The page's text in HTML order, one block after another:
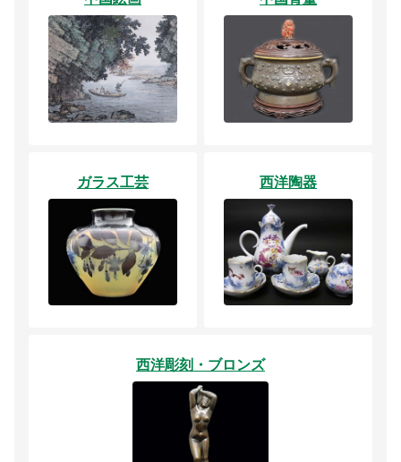
ガラス工芸 西洋陶器
西洋彫刻・ブロンズ